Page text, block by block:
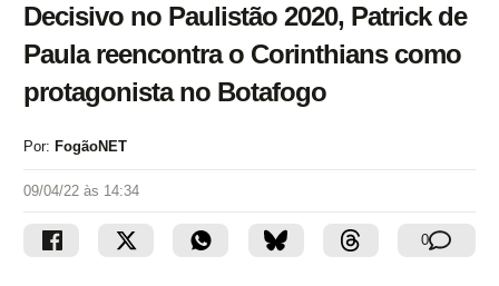
Decisivo no Paulistão 2020, Patrick de
Paula reencontra o Corinthians como
protagonista no Botafogo
Por: FogãoNET
09/04/22 às 14:34
0